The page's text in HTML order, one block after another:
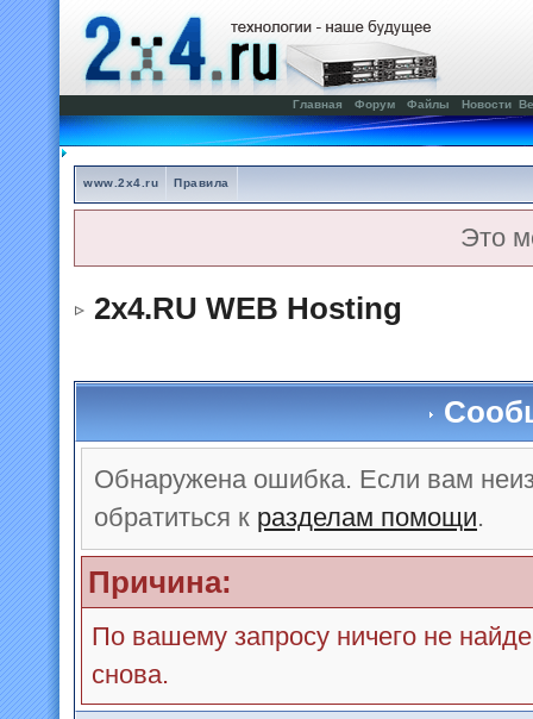
Главная Форум Файлы Новости
www.2x4.ru Правила
Это
2x4.RU WEB Hosting
Обнаружена ошибка. Если вам
обратиться к разделам помощи.
Причина:
По вашему запросу ничего не
снова.